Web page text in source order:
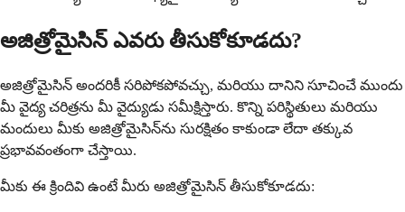
అజిత్రోమైసిన్ ఎవరు తీసుకోకూడదు?
అజిత్రోమైసిన్ అందరికీ సరిపోకపోవచ్చు, మరియు దానిని సూచించే ముందు
మీ వైద్య చరిత్రను మీ వైద్యుడు సమీక్షిస్తారు. కొన్ని పరిస్థితులు మరియు
మందులు మీకు అజిత్రోమైసిన్‌ను సురక్షితం కాకుండా లేదా తక్కువ
ప్రభావవంతంగా చేస్తాయి.
మీకు ఈ క్రిందివి ఉంటే మీరు అజిత్రోమైసిన్ తీసుకోకూడదు: